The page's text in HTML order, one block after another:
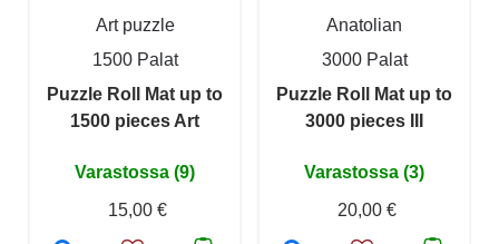
Art puzzle
1500 Palat
Puzzle Roll Mat up to
1500 pieces Art
Varastossa (9)
15,00 €
Anatolian
3000 Palat
Puzzle Roll Mat up to
3000 pieces III
Varastossa (3)
20,00 €